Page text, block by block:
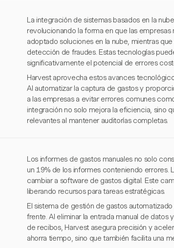
La integración de sistemas basados en la
revolucionando la forma en que las empresas
adoptado soluciones en la nube, mientras
detección de fraudes. Estas tecnologías
significativamente el potencial de errores
Harvest aprovecha estos avances
Al automatizar la captura de gastos y
a las empresas a evitar errores comunes
integración no solo mejora la eficiencia, sino
relevantes al mantener auditorías completas.
Los informes de gastos manuales no solo
un 19% de los informes conteniendo errores.
cambiar a software de gastos digital. Este
liberando recursos para tareas estratégicas.
El sistema de gestión de gastos
frente. Al eliminar la entrada manual de
de recibos, Harvest asegura precisión y
ahorra tiempo, sino que también facilita una